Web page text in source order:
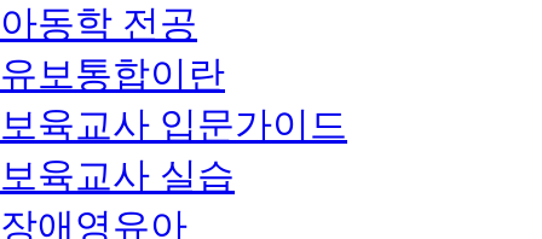
아동학 전공
유보통합이란
보육교사 입문가이드
보육교사 실습
장애영유아